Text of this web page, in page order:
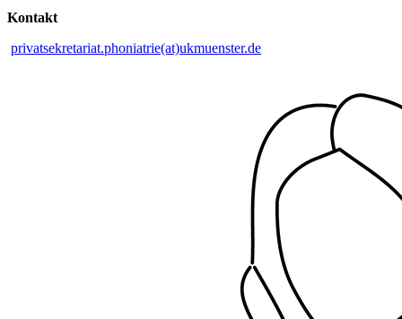
Kontakt
privatsekretariat.phoniatrie(at)ukmuenster.de